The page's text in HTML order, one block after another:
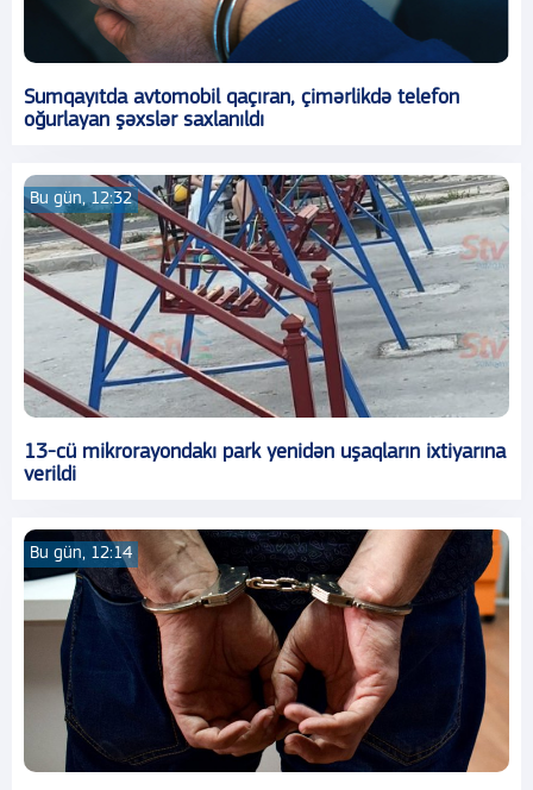
Sumqayıtda avtomobil qaçıran, çimərlikdə telefon
oğurlayan şəxslər saxlanıldı
Bu gün, 12:32
13-cü mikrorayondakı park yenidən uşaqların ixtiyarına
verildi
Bu gün, 12:14